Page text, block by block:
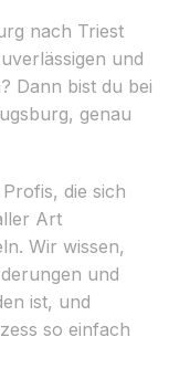
nach Triest
und
Dann bist du bei
genau
die sich
Art
Wir wissen,
und
ist, und
so einfach